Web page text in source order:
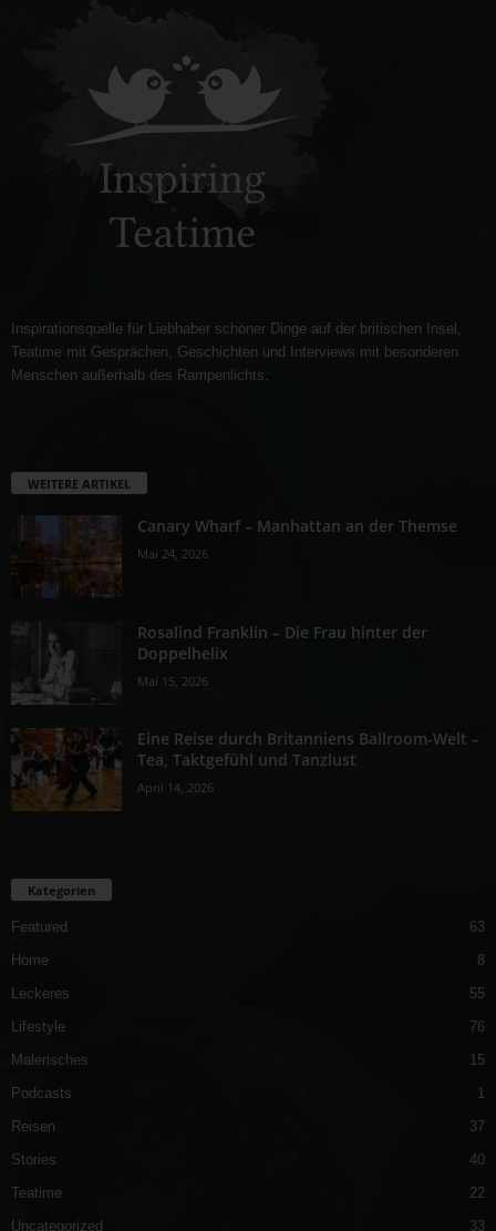
Inspirationsquelle für Liebhaber schöner Dinge auf der britischen Insel,
Teatime mit Gesprächen, Geschichten und Interviews mit besonderen
Menschen außerhalb des Rampenlichts.
WEITERE ARTIKEL
Canary Wharf – Manhattan an der Themse
Mai 24, 2026
Rosalind Franklin – Die Frau hinter der
Doppelhelix
Mai 15, 2026
Eine Reise durch Britanniens Ballroom-Welt –
Tea, Taktgefühl und Tanzlust
April 14, 2026
Kategorien
Featured
63
Home
8
Leckeres
55
Lifestyle
76
Malerisches
15
Podcasts
1
Reisen
37
Stories
40
Teatime
22
Uncategorized
33